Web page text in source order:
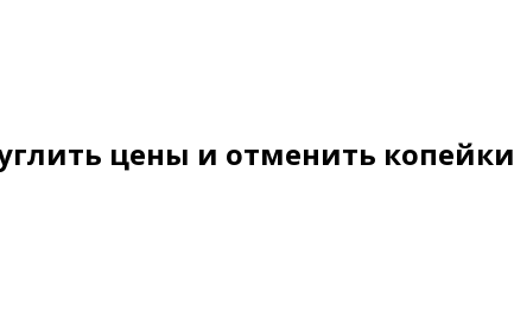
цены и отменить копейки